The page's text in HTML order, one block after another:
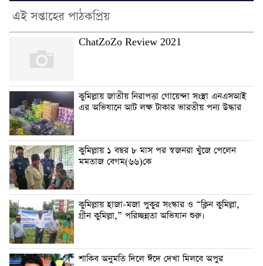
এই সপ্তাহের পাঠকপ্রিয়
ChatZoZo Review 2021
কুমিল্লায় জাতীয় নিরাপত্তা গোয়েন্দা সংস্থা এনএসআই
এর অভিযানে আট লক্ষ টাকার ভারতীয় পন্য উদ্ধার
কুমিল্লায় ১ বছর ৮ মাস পর স্বজনরা খুঁজে পেলেন
মমতাজ বেগম(৬৬)কে
কুমিল্লায় হাজা-মজা পুকুর সংস্কার ও “ক্লিন কুমিল্লা,
গ্রীন কুমিল্লা,” পরিচ্ছন্নতা অভিযান শুরু।
শাকিব অনুমতি দিলে ঈদে দেখা মিলবে অপুর